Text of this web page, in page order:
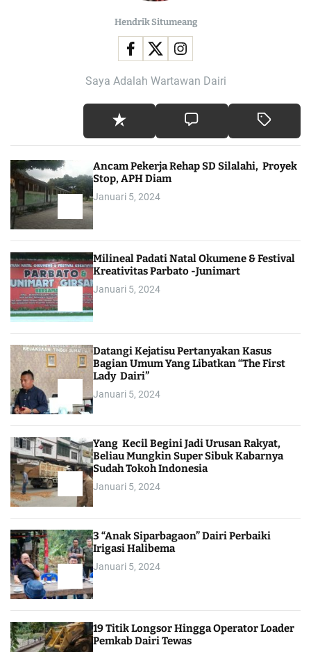
Hendrik Situmeang
Saya Adalah Wartawan Dairi
Ancam Pekerja Rehap SD Silalahi, Proyek
Stop, APH Diam
Januari 5, 2024
Milineal Padati Natal Okumene & Festival
Kreativitas Parbato -Junimart
Januari 5, 2024
Datangi Kejatisu Pertanyakan Kasus
Bagian Umum Yang Libatkan “The First
Lady Dairi”
Januari 5, 2024
Yang Kecil Begini Jadi Urusan Rakyat,
Beliau Mungkin Super Sibuk Kabarnya
Sudah Tokoh Indonesia
Januari 5, 2024
3 “Anak Siparbagaon” Dairi Perbaiki
Irigasi Halibema
Januari 5, 2024
19 Titik Longsor Hingga Operator Loader
Pemkab Dairi Tewas